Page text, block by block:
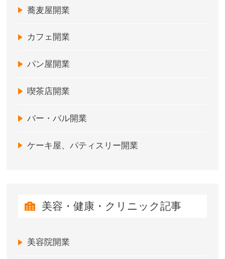
蕎麦屋開業
カフェ開業
パン屋開業
喫茶店開業
バー・バル開業
ケーキ屋、パティスリー開業
美容・健康・クリニック記事
美容院開業